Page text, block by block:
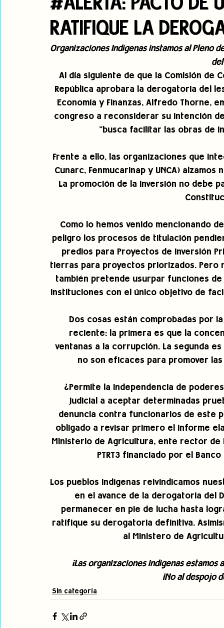
Pronunciamientos Observatorio de consulta previa
#ALERTA: PACTO DE
RATIFIQUE LA
Organizaciones Indígenas instamos al Pleno
Al día siguiente de que la Comisión de
República aprobara la derogatoria del
Economía y Finanzas, Alfredo Thorne,
congreso a reconsiderar su intención
"busca facilitar las obras de
Frente a ello, las organizaciones que
Cunarc, Fenmucarinap y UNCA)
La promoción de la inversión no debe
Como lo hemos venido mencionando
peligro los procesos de titulación
predios para Proyectos de Inversión
tierras para proyectos priorizados. Pero
también pretende usurpar funciones
instituciones con el único objetivo de
Dos cosas están comprobadas por
reciente: la primera es que la
ventanas a la corrupción. La segunda
no son eficaces para promover
¿Permite la independencia de
Judicial a aceptar determinadas
denuncia contra funcionarios de
obligado a revisar primero el informe
Ministerio de Agricultura, ente rector
PTRT3 financiado por el
Los pueblos indígenas reivindicamos
en el avance de la derogatoria del
permanecer en pie de lucha hasta
ratifique su derogatoria definitiva.
al Ministero de
¡Las organizaciones indígenas estamos
¡No al despojo
Sin categoría